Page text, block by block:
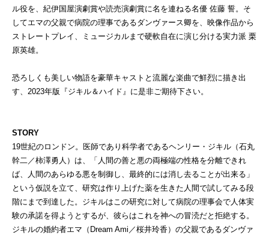
ル役を、紀伊国屋演劇賞や読売演劇賞に名を連ねる名優 佐藤 誓。そ
してエマの父親で病院の理事であるダンヴァース卿を、映像作品から
ストレートプレイ、ミュージカルまで硬軟自在に演じ分ける実力派 栗
原英雄。
恐ろしくも美しい物語を豪華キャストと流麗な楽曲で鮮烈に描き出
す、2023年版『ジキル＆ハイド』に是非ご期待下さい。
STORY
19世紀のロンドン。医師であり科学者であるヘンリー・ジキル（石丸
幹二／柿澤勇人）は、「人間の善と悪の両極端の性格を分離できれ
ば、人間のあらゆる悪を制御し、最終的には消し去ることが出来る」
という仮説を立て、研究は作り上げた薬を生きた人間で試してみる段
階にまで到達した。ジキルはこの研究に対して病院の理事会で人体実
験の承諾を得ようとするが、彼らはこれを神への冒涜だと拒絶する。
ジキルの婚約者エマ（Dream Ami／桜井玲香）の父親であるダンヴァ